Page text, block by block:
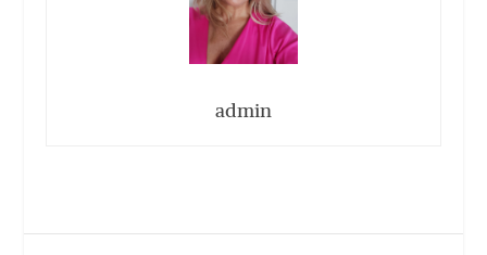
admin